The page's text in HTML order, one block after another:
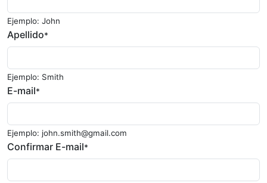
Ejemplo: John
Apellido*
Ejemplo: Smith
E-mail*
Ejemplo: john.smith@gmail.com
Confirmar E-mail*